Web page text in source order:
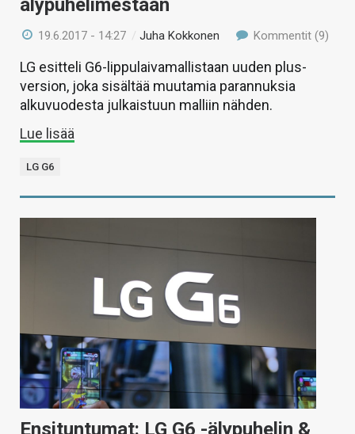
älypuhelimestaan
19.6.2017 - 14:27 /Juha Kokkonen Kommentit (9)
LG esitteli G6-lippulaivamallistaan uuden plus-
version, joka sisältää muutamia parannuksia
alkuvuodesta julkaistuun malliin nähden.
Lue lisää
LG G6
Ensituntumat: LG G6 -älypuhelin &